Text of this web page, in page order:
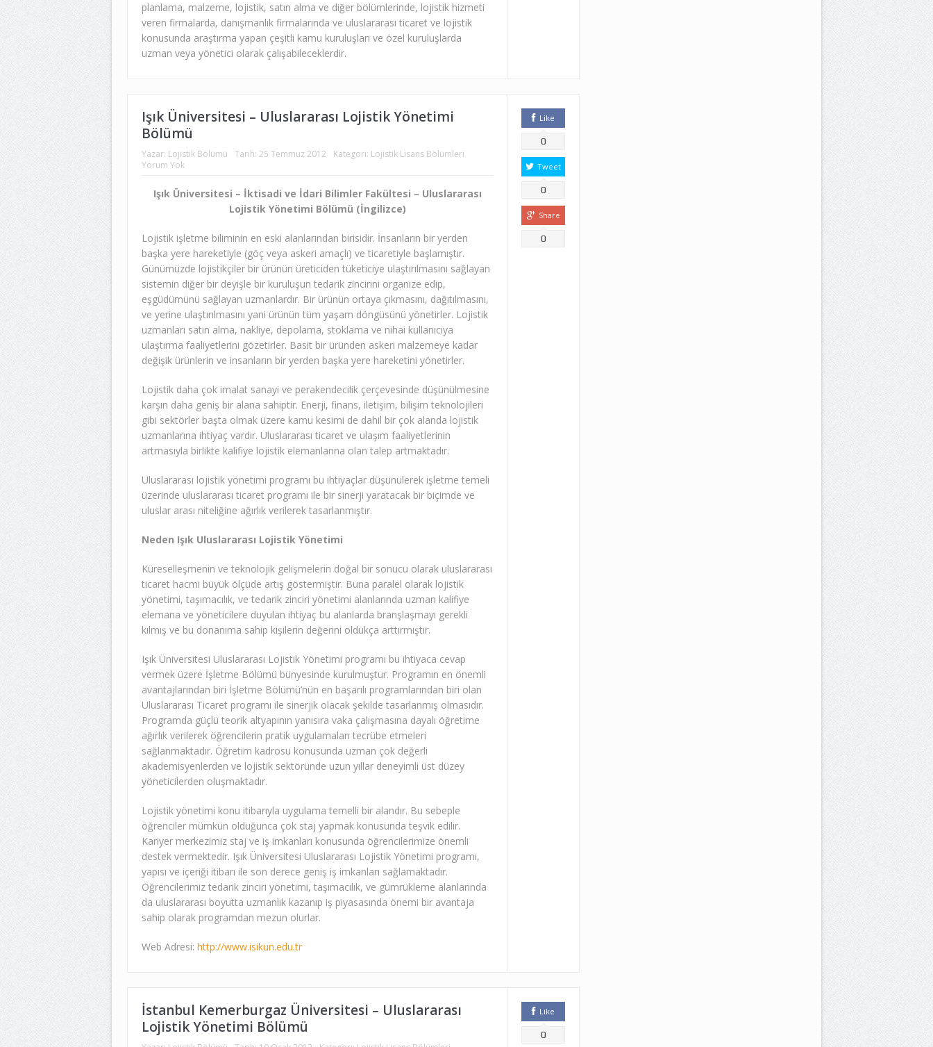
planlama, malzeme, lojistik, satın alma ve diğer bölümlerinde, lojistik hizmeti
veren firmalarda, danışmanlık firmalarında ve uluslararası ticaret ve lojistik
konusunda araştırma yapan çeşitli kamu kuruluşları ve özel kuruluşlarda
uzman veya yönetici olarak çalışabileceklerdir.
Işık Üniversitesi – Uluslararası Lojistik Yönetimi
Bölümü
Yazar: Lojistik Bölümü Tarih: 25 Temmuz 2012 Kategori: Lojistik Lisans Bölümleri
Yorum Yok
Işık Üniversitesi – İktisadi ve İdari Bilimler Fakültesi – Uluslararası
Lojistik Yönetimi Bölümü (İngilizce)
Lojistik işletme biliminin en eski alanlarından birisidir. İnsanların bir yerden
başka yere hareketiyle (göç veya askeri amaçlı) ve ticaretiyle başlamıştır.
Günümüzde lojistikçiler bir ürünün üreticiden tüketiciye ulaştırılmasını sağlayan
sistemin diğer bir deyişle bir kuruluşun tedarik zincirini organize edip,
eşgüdümünü sağlayan uzmanlardır. Bir ürünün ortaya çıkmasını, dağıtılmasını,
ve yerine ulaştırılmasını yani ürünün tüm yaşam döngüsünü yönetirler. Lojistik
uzmanları satın alma, nakliye, depolama, stoklama ve nihai kullanıcıya
ulaştırma faaliyetlerini gözetirler. Basit bir üründen askeri malzemeye kadar
değişik ürünlerin ve insanların bir yerden başka yere hareketini yönetirler.
Lojistik daha çok imalat sanayi ve perakendecilik çerçevesinde düşünülmesine
karşın daha geniş bir alana sahiptir. Enerji, finans, iletişim, bilişim teknolojileri
gibi sektörler başta olmak üzere kamu kesimi de dahil bir çok alanda lojistik
uzmanlarına ihtiyaç vardır. Uluslararası ticaret ve ulaşım faaliyetlerinin
artmasıyla birlikte kalifiye lojistik elemanlarına olan talep artmaktadır.
Uluslararası lojistik yönetimi programı bu ihtiyaçlar düşünülerek işletme temeli
üzerinde uluslararası ticaret programı ile bir sinerji yaratacak bir biçimde ve
uluslar arası niteliğine ağırlık verilerek tasarlanmıştır.
Neden Işık Uluslararası Lojistik Yönetimi
Küreselleşmenin ve teknolojik gelişmelerin doğal bir sonucu olarak uluslararası
ticaret hacmi büyük ölçüde artış göstermiştir. Buna paralel olarak lojistik
yönetimi, taşımacılık, ve tedarik zinciri yönetimi alanlarında uzman kalifiye
elemana ve yöneticilere duyulan ihtiyaç bu alanlarda branşlaşmayı gerekli
kılmış ve bu donanıma sahip kişilerin değerini oldukça arttırmıştır.
Işık Üniversitesi Uluslararası Lojistik Yönetimi programı bu ihtiyaca cevap
vermek üzere İşletme Bölümü bünyesinde kurulmuştur. Programın en önemli
avantajlarından biri İşletme Bölümü’nün en başarılı programlarından biri olan
Uluslararası Ticaret programı ile sinerjik olacak şekilde tasarlanmış olmasıdır.
Programda güçlü teorik altyapının yanısıra vaka çalışmasına dayalı öğretime
ağırlık verilerek öğrencilerin pratik uygulamaları tecrübe etmeleri
sağlanmaktadır. Öğretim kadrosu konusunda uzman çok değerli
akademisyenlerden ve lojistik sektöründe uzun yıllar deneyimli üst düzey
yöneticilerden oluşmaktadır.
Lojistik yönetimi konu itibarıyla uygulama temelli bir alandır. Bu sebeple
öğrenciler mümkün olduğunca çok staj yapmak konusunda teşvik edilir.
Kariyer merkezimiz staj ve iş imkanları konusunda öğrencilerimize önemli
destek vermektedir. Işık Üniversitesi Uluslararası Lojistik Yönetimi programı,
yapısı ve içeriği itibarı ile son derece geniş iş imkanları sağlamaktadır.
Öğrencilerimiz tedarik zinciri yönetimi, taşımacılık, ve gümrükleme alanlarında
da uluslararası boyutta uzmanlık kazanıp iş piyasasında önemi bir avantaja
sahip olarak programdan mezun olurlar.
Web Adresi: http://www.isikun.edu.tr
Like
0
Tweet
0
Share
0
İstanbul Kemerburgaz Üniversitesi – Uluslararası
Lojistik Yönetimi Bölümü
Like
0